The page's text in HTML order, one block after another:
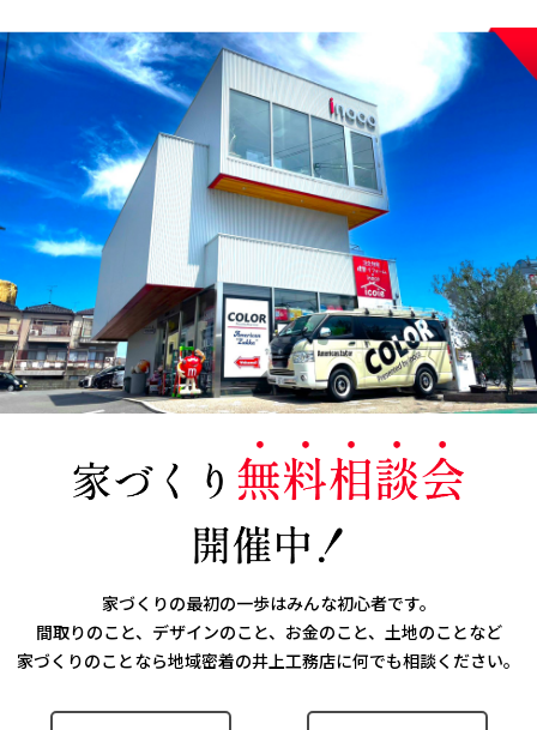
家づくりの最初の一歩はみんな初心者です。
間取りのこと、デザインのこと、お金のこと、土地のことなど
家づくりのことなら地域密着の井上工務店に何でも相談ください。